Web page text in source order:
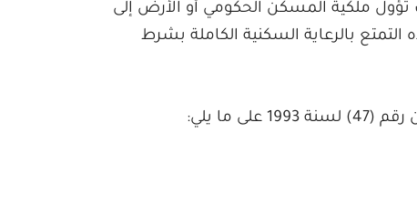
السكنية بحيث تؤول ملكية المسكن الحكومي أو الأرض إلى
بالرعاية السكنية الكاملة بشرط